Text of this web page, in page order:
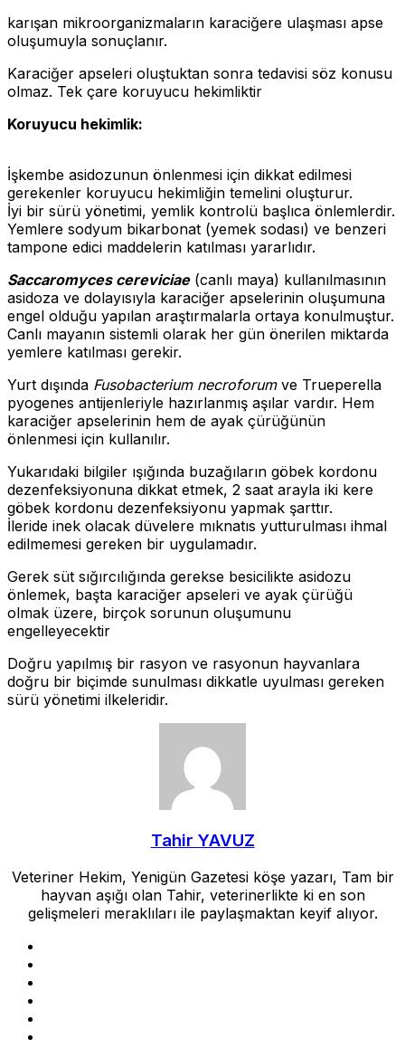
karışan mikroorganizmaların karaciğere ulaşması apse
oluşumuyla sonuçlanır.
Karaciğer apseleri oluştuktan sonra tedavisi söz konusu
olmaz. Tek çare koruyucu hekimliktir
Koruyucu hekimlik:
İşkembe asidozunun önlenmesi için dikkat edilmesi
gerekenler koruyucu hekimliğin temelini oluşturur.
İyi bir sürü yönetimi, yemlik kontrolü başlıca önlemlerdir.
Yemlere sodyum bikarbonat (yemek sodası) ve benzeri
tampone edici maddelerin katılması yararlıdır.
Saccaromyces cereviciae(canlı maya) kullanılmasının
asidoza ve dolayısıyla karaciğer apselerinin oluşumuna
engel olduğu yapılan araştırmalarla ortaya konulmuştur.
Canlı mayanın sistemli olarak her gün önerilen miktarda
yemlere katılması gerekir.
Yurt dışında Fusobacterium necroforumve Trueperella
pyogenes antijenleriyle hazırlanmış aşılar vardır. Hem
karaciğer apselerinin hem de ayak çürüğünün
önlenmesi için kullanılır.
Yukarıdaki bilgiler ışığında buzağıların göbek kordonu
dezenfeksiyonuna dikkat etmek, 2 saat arayla iki kere
göbek kordonu dezenfeksiyonu yapmak şarttır.
İleride inek olacak düvelere mıknatıs yutturulması ihmal
edilmemesi gereken bir uygulamadır.
Gerek süt sığırcılığında gerekse besicilikte asidozu
önlemek, başta karaciğer apseleri ve ayak çürüğü
olmak üzere, birçok sorunun oluşumunu
engelleyecektir
Doğru yapılmış bir rasyon ve rasyonun hayvanlara
doğru bir biçimde sunulması dikkatle uyulması gereken
sürü yönetimi ilkeleridir.
Tahir YAVUZ
Veteriner Hekim, Yenigün Gazetesi köşe yazarı, Tam bir
hayvan aşığı olan Tahir, veterinerlikte ki en son
gelişmeleri meraklıları ile paylaşmaktan keyif alıyor.